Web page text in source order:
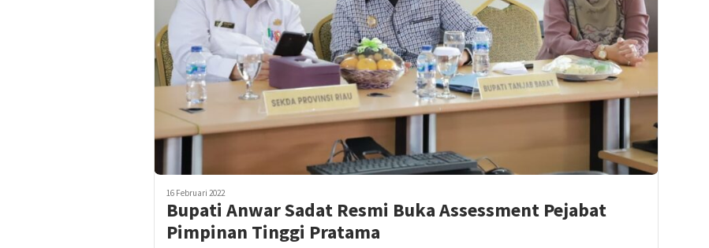
16 Februari 2022
Bupati Anwar Sadat Resmi Buka Assessment Pejabat
Pimpinan Tinggi Pratama